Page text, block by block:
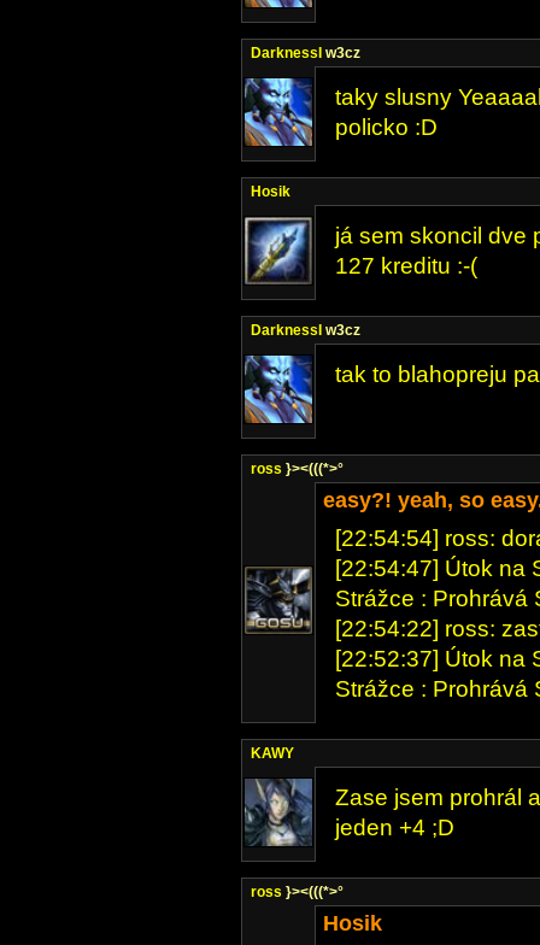
DarknessI w3cz
taky slusny
policko :D
Hosik
já sem skoncil dve
127 kreditu :-(
DarknessI w3cz
tak to blahopreju
ross }><(((*>°
easy?! yeah, so
[22:54:54] ross:
[22:54:47] Útok na
Strážce : Prohrává
[22:54:22] ross:
[22:52:37] Útok na
Strážce : Prohrává
KAWY
Zase jsem prohrál
jeden +4 ;D
ross }><(((*>°
Hosik